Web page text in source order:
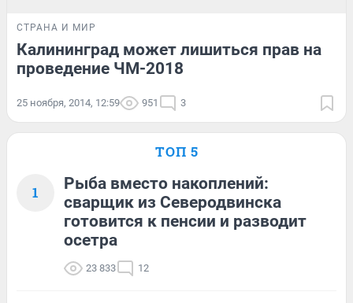
СТРАНА И МИР
Калининград может лишиться прав на
проведение ЧМ-2018
25 ноября, 2014, 12:59 951 3
ТОП 5
1
Рыба вместо накоплений:
сварщик из Северодвинска
готовится к пенсии и разводит
осетра
23 833 12